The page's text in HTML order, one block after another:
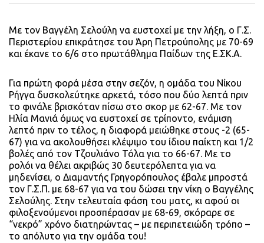
Με τον Βαγγέλη Σελούλη να ευστοχεί με την λήξη, ο Γ.Σ.
Περιστερίου επικράτησε του Άρη Πετρούπολης με 70-69
και έκανε το 6/6 στο πρωτάθλημα Παίδων της Ε.ΣΚ.Α.
Για πρώτη φορά μέσα στην σεζόν, η ομάδα του Νίκου
Ρήγγα δυσκολεύτηκε αρκετά, τόσο που δύο λεπτά πριν
το φινάλε βρισκόταν πίσω στο σκορ με 62-67. Με τον
Ηλία Μανιά όμως να ευστοχεί σε τρίποντο, ενάμιση
λεπτό πριν το τέλος, η διαφορά μειώθηκε στους -2 (65-
67) για να ακολουθήσει κλέψιμο του ίδιου παίκτη και 1/2
βολές από τον Τζουλιάνο Τόλα για το 66-67. Με το
ρολόι να θέλει ακριβώς 30 δευτερόλεπτα για να
μηδενίσει, ο Διαμαντής Γρηγορόπουλος έβαλε μπροστά
τον Γ.Σ.Π. με 68-67 για να του δώσει την νίκη ο Βαγγέλης
Σελούλης. Στην τελευταία φάση του ματς, κι αφού οι
φιλοξενούμενοι προσπέρασαν με 68-69, σκόραρε σε
“νεκρό” χρόνο διατηρώντας – με περιπετειώδη τρόπο –
το απόλυτο για την ομάδα του!